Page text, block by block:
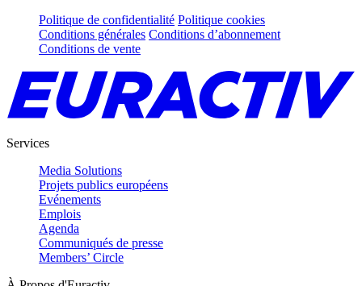
Politique de confidentialité Politique cookies
Conditions générales Conditions d’abonnement
Conditions de vente
Services
Media Solutions
Projets publics européens
Evénements
Emplois
Agenda
Communiqués de presse
Members’ Circle